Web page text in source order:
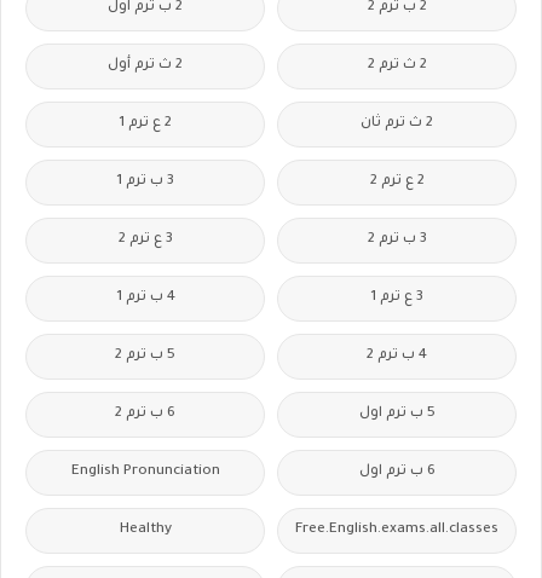
2 ب ترم 2 2 ب ترم اول
2 ث ترم 2 2 ث ترم أول
2 ث ترم ثان 2 ع ترم 1
2 ع ترم 2 3 ب ترم 1
3 ب ترم 2 3 ع ترم 2
3 ع ترم 1 4 ب ترم 1
4 ب ترم 2 5 ب ترم 2
5 ب ترم اول 6 ب ترم 2
6 ب ترم اول English Pronunciation
Free.English.exams.all.classes
Healthy